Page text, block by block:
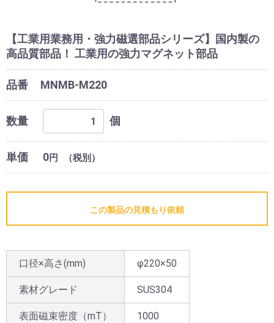
【工業用業務用・強力磁選部品シリーズ】国内製の
高品質部品！ 工業用の強力マグネット部品
品番 MNMB-M220
数量 個
単価 0円 （税別）
この製品の見積もり依頼
口径×高さ(mm) φ220×50
素材グレード SUS304
表面磁束密度（mT） 1000